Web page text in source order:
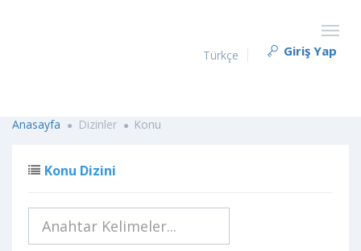
Türkçe Giriş Yap
Anasayfa Dizinler Konu
Konu Dizini